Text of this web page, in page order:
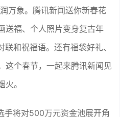
万象。腾讯新闻送你新春花
送福、个人照片变身复古年
和祝福语。还有福袋好礼、
这个春节，一起来腾讯新闻见
。
手将对500万元资金池展开角